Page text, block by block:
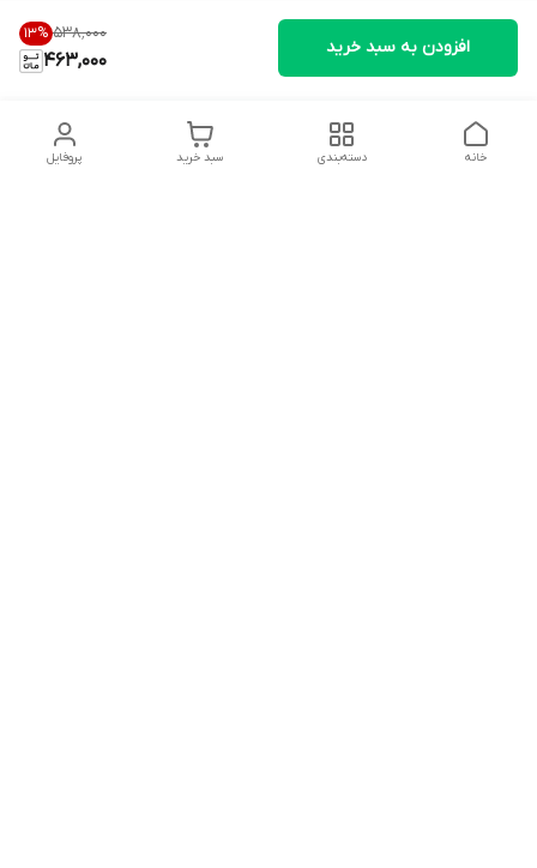
۵۳۸٬۰۰۰ 13%
463,000
افزودن به سبد خرید
پروفایل سبد خرید دسته‌بندی خانه